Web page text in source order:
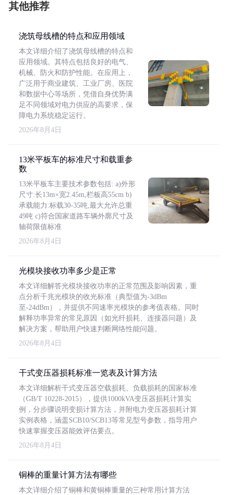
其他推荐
浇筑母线槽的特点和应用领域
本文详细介绍了浇筑母线槽的特点和
应用领域。其特点包括良好的电气、
机械、防火和防护性能。在应用上，
广泛用于商业建筑、工业厂房、医院
和数据中心等场所，凭借自身优势满
足不同领域对电力供应的高要求，保
障电力系统稳定运行。
2026年8月4日
13米平板车的标准尺寸和载重参
数
13米平板车主要技术参数包括: a)外形
尺寸:长13m×宽2.45m,栏板高55cm b)
承载能力:标载30-35吨,最大允许总重
49吨 c)符合国家道路车辆外廓尺寸及
轴荷限值标准
2026年8月4日
光模块接收功率多少是正常
本文详细解答光模块接收功率的正常范围及影响因素，重
点分析千兆光模块的收光标准（典型值为-3dBm
至-24dBm），并提供不同速率光模块的参考值表格。同时
解释功率异常的常见原因（如光纤损耗、连接器问题）及
解决方案，帮助用户快速判断网络性能问题。
2026年8月4日
干式变压器损耗标准一览表及计算方法
本文详细解析干式变压器空载损耗、负载损耗的国家标准
（GB/T 10228-2015），提供1000kVA变压器损耗计算实
例，分步骤说明变损计算方法，并附电力变压器损耗计算
实例表格，涵盖SCB10/SCB13等常见型号参数，指导用户
快速掌握变压器能效评估要点。
2026年8月4日
铜棒的重量计算方法有哪些
本文详细介绍了铜棒和黄铜棒重量的三种常用计算方法